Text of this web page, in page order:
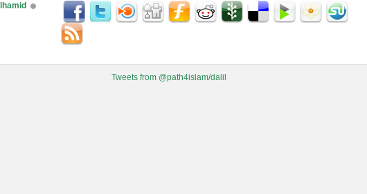
Tweets from @path4islam/dalil